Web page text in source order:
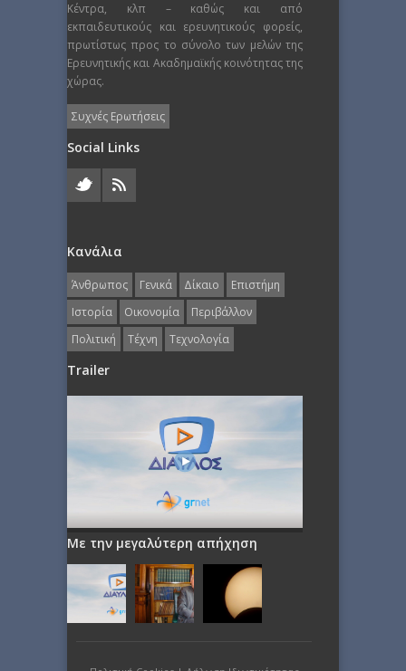
Κέντρα, κλπ – καθώς και από
εκπαιδευτικούς και ερευνητικούς φορείς,
πρωτίστως προς το σύνολο των μελών της
Ερευνητικής και Ακαδημαϊκής κοινότητας της
χώρας.
Συχνές Ερωτήσεις
Social Links
Κανάλια
Άνθρωπος Γενικά Δίκαιο
Επιστήμη
Ιστορία
Οικονομία
Περιβάλλον
Πολιτική
Τέχνη Τεχνολογία
Trailer
Με την μεγαλύτερη απήχηση